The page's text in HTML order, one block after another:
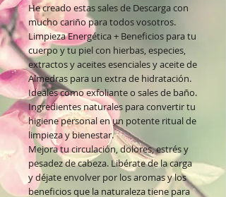
He creado estas sales de Descarga con
mucho cariño para todos vosotros.
Limpieza Energética + Beneficios para tu
cuerpo y tu piel con hierbas, especies,
extractos y aceites esenciales y aceite de
Almedras para un extra de hidratación.
Ideales como exfoliante o sales de baño.
Ingredientes naturales para convertir tu
higiene personal en un potente ritual de
limpieza y bienestar.
Mejora tu circulación, dolores, estrés y
pesadez de cabeza. Libérate de la carga
y déjate envolver por los aromas y los
beneficios que la naturaleza tiene para